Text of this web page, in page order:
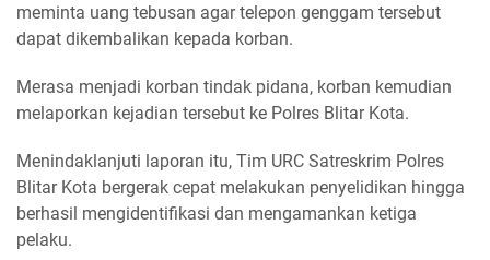
meminta uang tebusan agar telepon genggam tersebut
dapat dikembalikan kepada korban.
Merasa menjadi korban tindak pidana, korban kemudian
melaporkan kejadian tersebut ke Polres Blitar Kota.
Menindaklanjuti laporan itu, Tim URC Satreskrim Polres
Blitar Kota bergerak cepat melakukan penyelidikan hingga
berhasil mengidentifikasi dan mengamankan ketiga
pelaku.